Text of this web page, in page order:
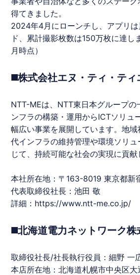
得てきました。
2024年4月にローンチし、アプリ
ド、累計撮影枚数は150万枚に達
月時点）
◼️株式会社エヌ・ティ・ティ
NTT-MEは、NTT東日本グループの
ンフラの構築・運用からICTソリュ
幅広い事業を展開しています。地
代インフラの維持管理や環境ソリ
じて、持続可能な社会の実現に貢献
本社所在地：〒163-8019 東京都新
代表取締役社長：池田 敬
詳細： https://www.ntt-me.co.jp/
◼️北海道電力ネットワーク株
取締役社長/社長執行役員：細野 一
本店所在地：北海道札幌市中央区